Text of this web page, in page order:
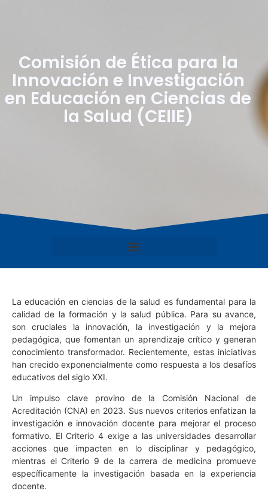
Comisión de Ética para la
Innovación e Investigación
en Educación en Ciencias de
la Salud (CEIIE)
La educación en ciencias de la salud es fundamental para la
calidad de la formación y la salud pública. Para su avance,
son cruciales la innovación, la investigación y la mejora
pedagógica, que fomentan un aprendizaje crítico y generan
conocimiento transformador. Recientemente, estas iniciativas
han crecido exponencialmente como respuesta a los desafíos
educativos del siglo XXI.
Un impulso clave provino de la Comisión Nacional de
Acreditación (CNA) en 2023. Sus nuevos criterios enfatizan la
investigación e innovación docente para mejorar el proceso
formativo. El Criterio 4 exige a las universidades desarrollar
acciones que impacten en lo disciplinar y pedagógico,
mientras el Criterio 9 de la carrera de medicina promueve
específicamente la investigación basada en la experiencia
docente.